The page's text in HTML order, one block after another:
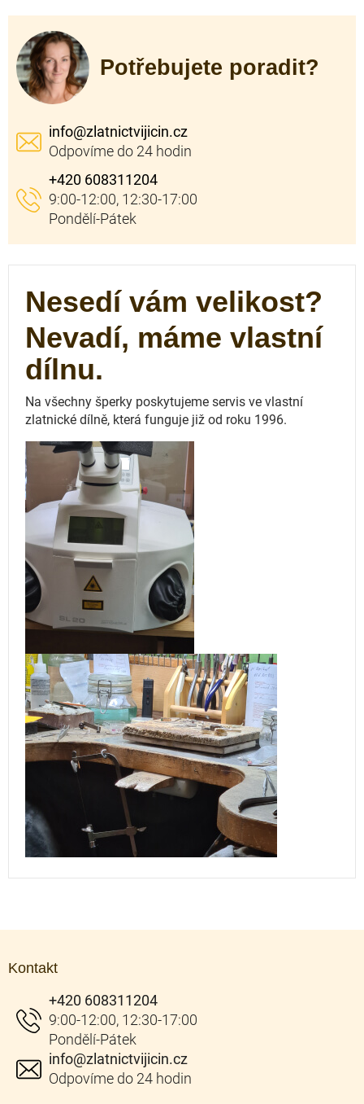
Potřebujete poradit?
info@zlatnictvijicin.cz
+420 608311204
Nesedí vám velikost?
Nevadí, máme vlastní
dílnu.
Na všechny šperky poskytujeme servis ve vlastní
zlatnické dílně, která funguje již od roku 1996.
Kontakt
info@zlatnictvijicin.cz
+420 608311204